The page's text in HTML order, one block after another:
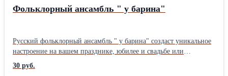
Фольклорный ансамбль " у барина"
Русский фольклорный ансамбль " у барина" создаст уникальное
настроение на вашем празднике, юбилее и свадьбе или
организует русский праздник под ключ. Мы умеем проводить
праздники в русском стиле. Наш праздник проводит ведущий
30 руб.